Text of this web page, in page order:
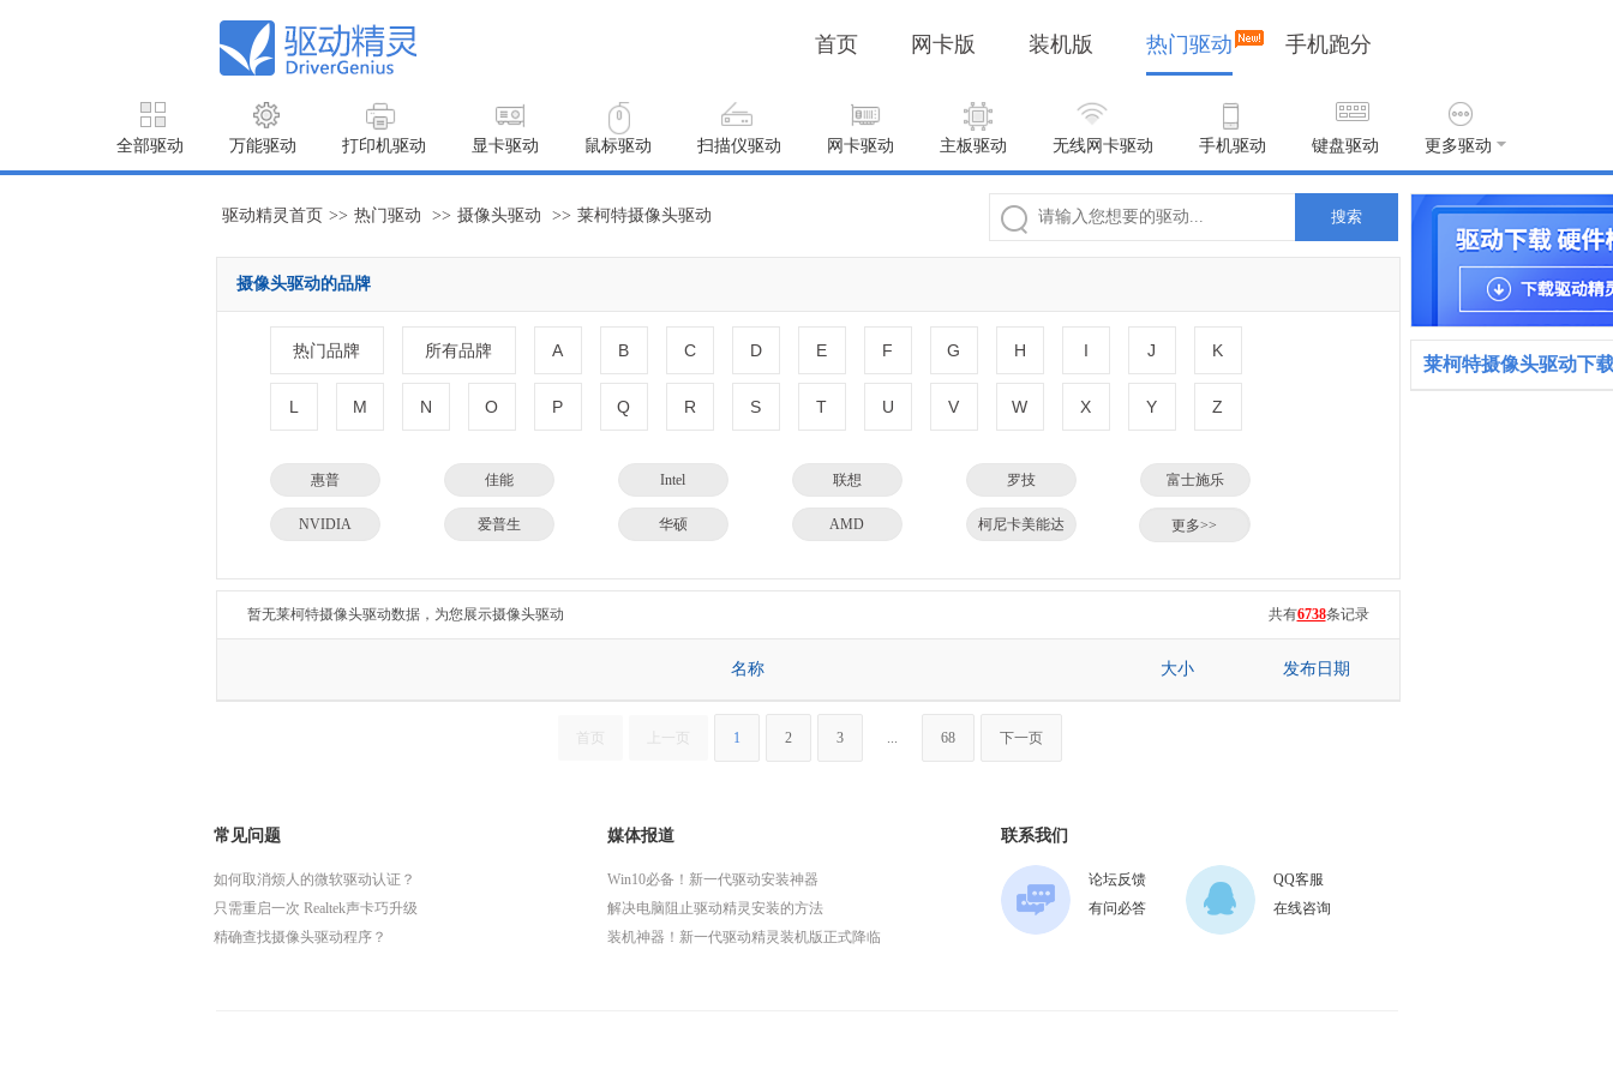
首页 网卡版 装机版 热门驱动 手机跑分
全部驱动 万能驱动 打印机驱动 显卡驱动 鼠标驱动 扫描仪驱动 网卡驱动 主板驱动 无线网卡驱动 手机驱动 键盘驱动 更多驱动
驱动精灵首页 >> 热门驱动 >> 摄像头驱动 >> 莱柯特摄像头驱动 搜索
摄像头驱动的品牌
热门品牌 所有品牌 A B C D E F G H I J K
L M N O P Q R S T U V W X Y Z
惠普 佳能 Intel 联想 罗技 富士施乐
NVIDIA 爱普生 华硕 AMD 柯尼卡美能达 小米
得力 瑞昱
更多>>
暂无莱柯特摄像头驱动数据，为您展示摄像头驱动 共有6738条记录
名称 大小 发布日期
首页 上一页 1 2 3 ... 68 下一页
莱柯特摄像头驱动下
常见问题
如何取消烦人的微软驱动认证？
只需重启一次 Realtek声卡巧升级
精确查找摄像头驱动程序？
媒体报道
Win10必备！新一代驱动安装神器
解决电脑阻止驱动精灵安装的方法
装机神器！新一代驱动精灵装机版正式降临
联系我们
论坛反馈
有问必答
QQ客服
在线咨询